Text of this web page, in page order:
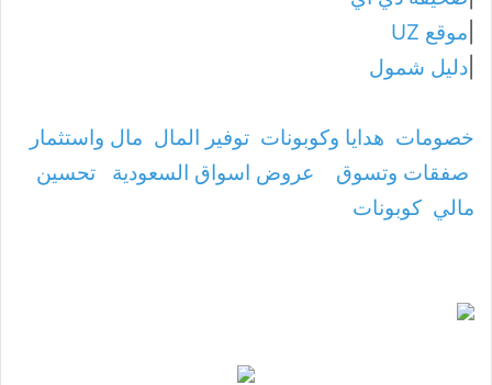
موقع UZ
دليل شمول
خصومات هدايا وكوبونات توفير المال مال واستثمار
صفقات وتسوق
عروض اسواق السعودية
تحسين
مالي كوبونات